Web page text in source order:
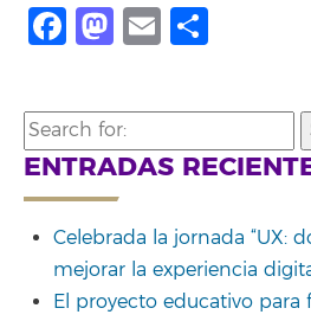
Facebook
Mastodon
Email
Search
for:
ENTRADAS
Celebrada la jornada “UX:
mejorar la experiencia
El proyecto educativo para